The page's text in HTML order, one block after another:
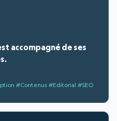
accompagné de ses
#Contenus #Editorial #SEO